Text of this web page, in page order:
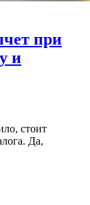
при
и
стоит
Да,